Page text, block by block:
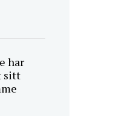
har
sitt